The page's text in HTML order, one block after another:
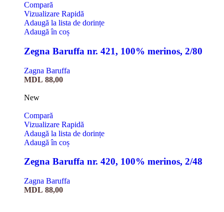
Compară
Vizualizare Rapidă
Adaugă la lista de dorințe
Adaugă în coș
Zegna Baruffa nr. 421, 100% merinos, 2/80
Zagna Baruffa
MDL 88,00
New
Compară
Vizualizare Rapidă
Adaugă la lista de dorințe
Adaugă în coș
Zegna Baruffa nr. 420, 100% merinos, 2/48
Zagna Baruffa
MDL 88,00